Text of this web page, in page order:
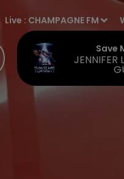
Live : CHAMPAGNE FM
Save
JENNIFER